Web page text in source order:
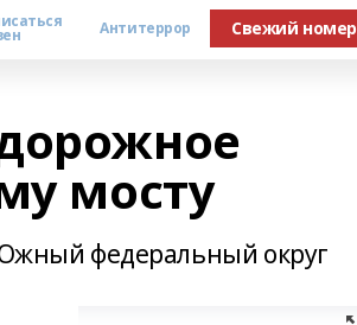
Антитеррор Свежий номер
мосту
федеральный округ